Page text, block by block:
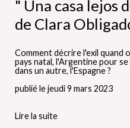
" Una casa lejos
de Clara
Comment décrire l'exil quand
pays natal, l'Argentine pour
dans un autre, l'Espagne ?
publié le jeudi 9 mars 2023
Lire la suite